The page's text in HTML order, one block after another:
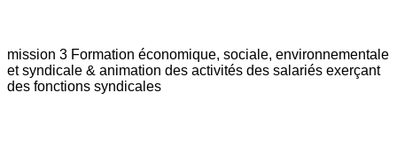
mission 3 Formation économique, sociale, environnementale
et syndicale & animation des activités des salariés exerçant
des fonctions syndicales